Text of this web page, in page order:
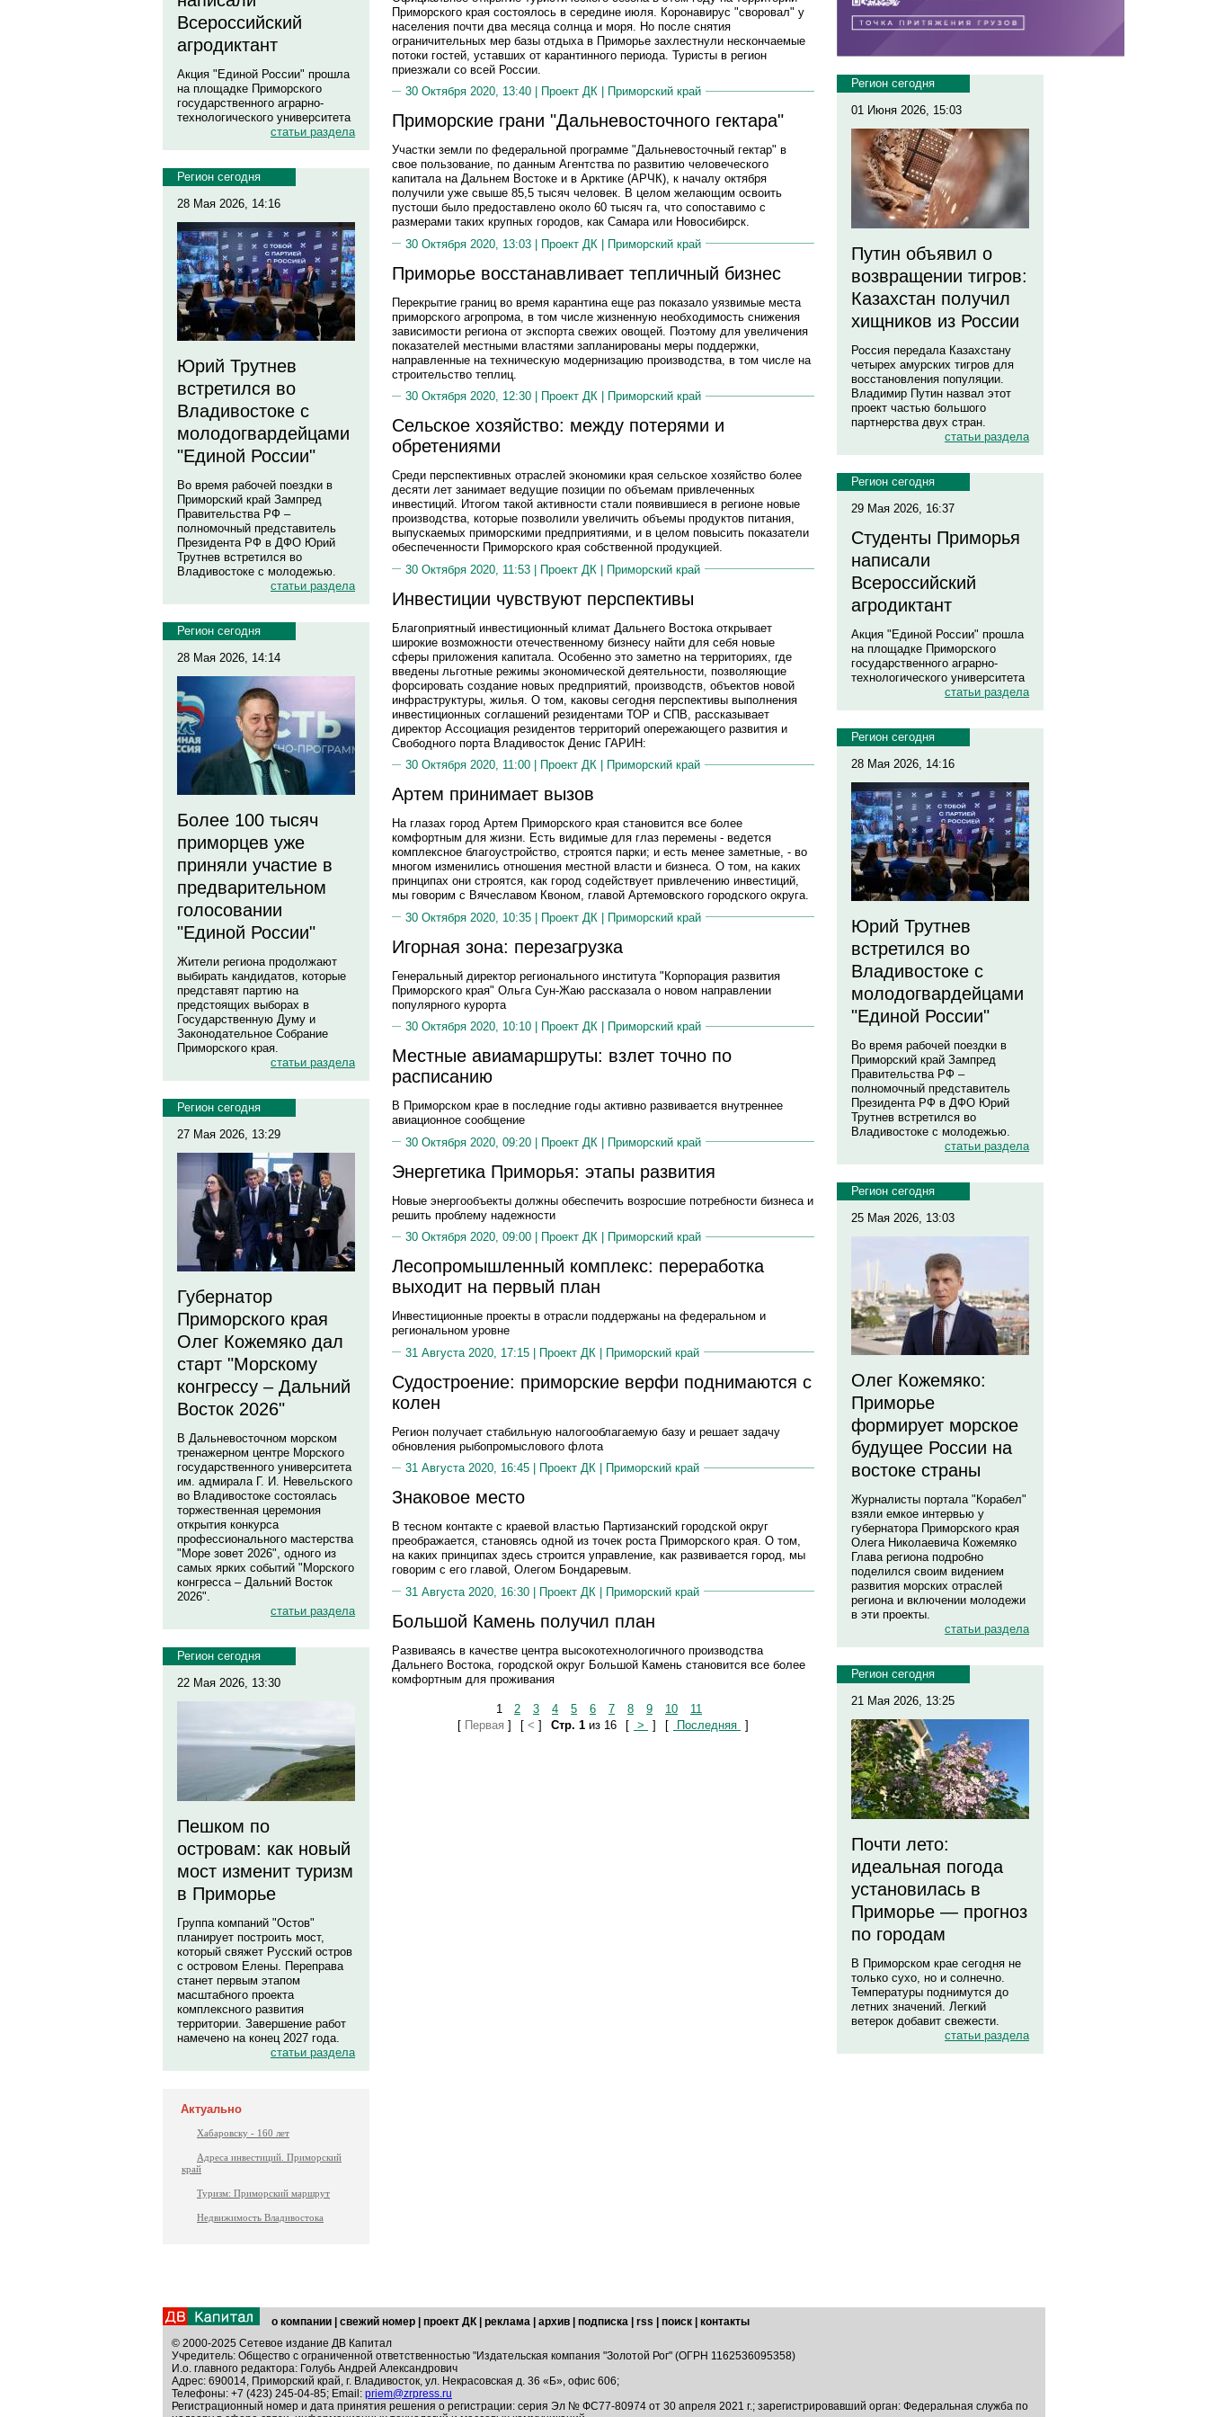
Всероссийский
агродиктант
Акция "Единой России" прошла
на площадке Приморского
государственного аграрно-
технологического университета
статьи раздела
Регион сегодня
28 Мая 2026, 14:16
Юрий Трутнев
встретился во
Владивостоке с
молодогвардейцами
"Единой России"
Во время рабочей поездки в
Приморский край Зампред
Правительства РФ –
полномочный представитель
Президента РФ в ДФО Юрий
Трутнев встретился во
Владивостоке с молодежью.
статьи раздела
Регион сегодня
28 Мая 2026, 14:14
Более 100 тысяч
приморцев уже
приняли участие в
предварительном
голосовании
"Единой России"
Жители региона продолжают
выбирать кандидатов, которые
представят партию на
предстоящих выборах в
Государственную Думу и
Законодательное Собрание
Приморского края.
статьи раздела
Регион сегодня
27 Мая 2026, 13:29
Губернатор
Приморского края
Олег Кожемяко дал
старт "Морскому
конгрессу – Дальний
Восток 2026"
В Дальневосточном морском
тренажерном центре Морского
государственного университета
им. адмирала Г. И. Невельского
во Владивостоке состоялась
торжественная церемония
открытия конкурса
профессионального мастерства
"Море зовет 2026", одного из
самых ярких событий "Морского
конгресса – Дальний Восток
2026".
статьи раздела
Регион сегодня
22 Мая 2026, 13:30
Пешком по
островам: как новый
мост изменит туризм
в Приморье
Группа компаний "Остов"
планирует построить мост,
который свяжет Русский остров
с островом Елены. Переправа
станет первым этапом
масштабного проекта
комплексного развития
территории. Завершение работ
намечено на конец 2027 года.
статьи раздела
Актуально
Хабаровску - 160 лет
Адреса инвестиций. Приморский
край
Туризм: Приморский маршрут
Недвижимость Владивостока
Приморского края состоялось в середине июля. Коронавирус "своровал" у
населения почти два месяца солнца и моря. Но после снятия
ограничительных мер базы отдыха в Приморье захлестнули нескончаемые
потоки гостей, уставших от карантинного периода. Туристы в регион
приезжали со всей России.
30 Октября 2020, 13:40 |
Проект ДК Приморский край
Приморские грани "Дальневосточного гектара"
Участки земли по федеральной программе "Дальневосточный гектар" в
свое пользование, по данным Агентства по развитию человеческого
капитала на Дальнем Востоке и в Арктике (АРЧК), к началу октября
получили уже свыше 85,5 тысяч человек. В целом желающим освоить
пустоши было предоставлено около 60 тысяч га, что сопоставимо с
размерами таких крупных городов, как Самара или Новосибирск.
30 Октября 2020, 13:03 | Проект ДК | Приморский край
Приморье восстанавливает тепличный бизнес
Перекрытие границ во время карантина еще раз показало уязвимые места
приморского агропрома, в том числе жизненную необходимость снижения
зависимости региона от экспорта свежих овощей. Поэтому для увеличения
показателей местными властями запланированы меры поддержки,
направленные на техническую модернизацию производства, в том числе на
строительство теплиц.
30 Октября 2020, 12:30 |
Проект ДК Приморский край
Сельское хозяйство: между потерями и
обретениями
Среди перспективных отраслей экономики края сельское хозяйство более
десяти лет занимает ведущие позиции по объемам привлеченных
инвестиций. Итогом такой активности стали появившиеся в регионе новые
производства, которые позволили увеличить объемы продуктов питания,
выпускаемых приморскими предприятиями, и в целом повысить показатели
обеспеченности Приморского края собственной продукцией.
30 Октября 2020, 11:53 | Проект ДК | Приморский край
Инвестиции чувствуют перспективы
Благоприятный инвестиционный климат Дальнего Востока открывает
широкие возможности отечественному бизнесу найти для себя новые
сферы приложения капитала. Особенно это заметно на территориях, где
введены льготные режимы экономической деятельности, позволяющие
форсировать создание новых предприятий, производств, объектов новой
инфраструктуры, жилья. О том, каковы сегодня перспективы выполнения
инвестиционных соглашений резидентами ТОР и СПВ, рассказывает
директор Ассоциация резидентов территорий опережающего развития и
Свободного порта Владивосток Денис ГАРИН:
30 Октября 2020, 11:00 |
Проект ДК Приморский край
Артем принимает вызов
На глазах город Артем Приморского края становится все более
комфортным для жизни. Есть видимые для глаз перемены - ведется
комплексное благоустройство, строятся парки; и есть менее заметные, - во
многом изменились отношения местной власти и бизнеса. О том, на каких
принципах они строятся, как город содействует привлечению инвестиций,
мы говорим с Вячеславом Квоном, главой Артемовского городского округа.
30 Октября 2020, 10:35 | Проект ДК | Приморский край
Игорная зона: перезагрузка
Генеральный директор регионального института "Корпорация развития
Приморского края" Ольга Сун-Жаю рассказала о новом направлении
популярного курорта
30 Октября 2020, 10:10 |
Проект ДК Приморский край
Местные авиамаршруты: взлет точно по
расписанию
В Приморском крае в последние годы активно развивается внутреннее
авиационное сообщение
30 Октября 2020, 09:20 | Проект ДК | Приморский край
Энергетика Приморья: этапы развития
Новые энергообъекты должны обеспечить возросшие потребности бизнеса и
решить проблему надежности
30 Октября 2020, 09:00 |
Проект ДК Приморский край
Лесопромышленный комплекс: переработка
выходит на первый план
Инвестиционные проекты в отрасли поддержаны на федеральном и
региональном уровне
31 Августа 2020, 17:15 | Проект ДК | Приморский край
Cудостроение: приморские верфи поднимаются с
колен
Регион получает стабильную налогооблагаемую базу и решает задачу
обновления рыбопромыслового флота
31 Августа 2020, 16:45 |
Проект ДК Приморский край
Знаковое место
В тесном контакте с краевой властью Партизанский городской округ
преображается, становясь одной из точек роста Приморского края. О том,
на каких принципах здесь строится управление, как развивается город, мы
говорим с его главой, Олегом Бондаревым.
31 Августа 2020, 16:30 | Проект ДК | Приморский край
Большой Камень получил план
Развиваясь в качестве центра высокотехнологичного производства
Дальнего Востока, городской округ Большой Камень становится все более
комфортным для проживания
1 2 3 4 5 6 7 8 9 10
11
[ Первая ] [ < ] Стр. 1 из 16 [ > ] [ Последняя ]
Регион сегодня
01 Июня 2026, 15:03
Путин объявил о
возвращении тигров:
Казахстан получил
хищников из России
Россия передала Казахстану
четырех амурских тигров для
восстановления популяции.
Владимир Путин назвал этот
проект частью большого
партнерства двух стран.
статьи раздела
Регион сегодня
29 Мая 2026, 16:37
Студенты Приморья
написали
Всероссийский
агродиктант
Акция "Единой России" прошла
на площадке Приморского
государственного аграрно-
технологического университета
статьи раздела
Регион сегодня
28 Мая 2026, 14:16
Юрий Трутнев
встретился во
Владивостоке с
молодогвардейцами
"Единой России"
Во время рабочей поездки в
Приморский край Зампред
Правительства РФ –
полномочный представитель
Президента РФ в ДФО Юрий
Трутнев встретился во
Владивостоке с молодежью.
статьи раздела
Регион сегодня
25 Мая 2026, 13:03
Олег Кожемяко:
Приморье
формирует морское
будущее России на
востоке страны
Журналисты портала "Корабел"
взяли емкое интервью у
губернатора Приморского края
Олега Николаевича Кожемяко
Глава региона подробно
поделился своим видением
развития морских отраслей
региона и включении молодежи
в эти проекты.
статьи раздела
Регион сегодня
21 Мая 2026, 13:25
Почти лето:
идеальная погода
установилась в
Приморье — прогноз
по городам
В Приморском крае сегодня не
только сухо, но и солнечно.
Температуры поднимутся до
летних значений. Легкий
ветерок добавит свежести.
статьи раздела
о компании свежий номер проект ДК реклама архив подписка rss поиск
контакты
© 2000-2025 Сетевое издание ДВ Капитал
Учредитель: Общество с ограниченной ответственностью "Издательская компания "Золотой Рог" (ОГРН 1162536095358)
И.о. главного редактора: Голубь Андрей Александрович
Адрес: 690014, Приморский край, г. Владивосток, ул. Некрасовская д. 36 «Б», офис 606;
Телефоны: +7 (423) 245-04-85; Email: priem@zrpress.ru
Регистрационный номер и дата принятия решения о регистрации: серия Эл № ФС77-80974 от 30 апреля 2021 г.; зарегистрировавший орган: Федеральная служба по